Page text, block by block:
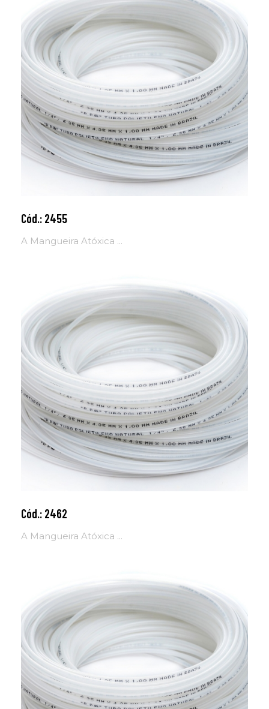
Cód.: 2455
A Mangueira Atóxica ...
Adicionar ao carrinho
Cód.: 2462
A Mangueira Atóxica ...
Adicionar ao carrinho